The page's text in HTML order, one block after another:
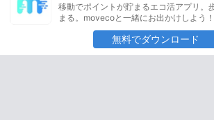
移動でポイントが貯まるエコ活アプリ。
まる。movecoと一緒にお出かけしよう！
無料でダウンロード